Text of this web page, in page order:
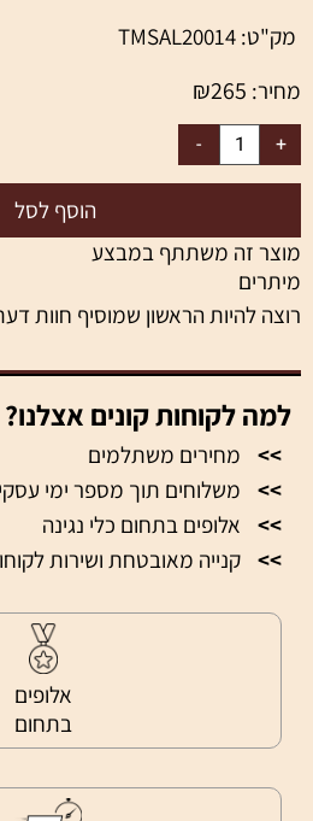
מק"ט: TMSAL20014
מחיר:
₪265
הוסף לסל
מוצר זה משתתף במבצע
מיתרים
רוצה להיות הראשון שמוסיף חוות
למה לקוחות קונים אצלנו?
>>
מחירים משתלמים
>>
משלוחים תוך מספר ימי
>>
אלופים בתחום כלי נגינה
>> קנייה מאובטחת ושירות
אלופים
בתחום